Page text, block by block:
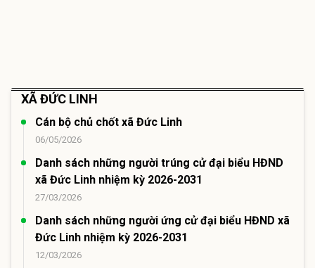
XÃ ĐỨC LINH
Cán bộ chủ chốt xã Đức Linh
06/05/2026
Danh sách những người trúng cử đại biểu HĐND
xã Đức Linh nhiệm kỳ 2026-2031
27/03/2026
Danh sách những người ứng cử đại biểu HĐND xã
Đức Linh nhiệm kỳ 2026-2031
12/03/2026